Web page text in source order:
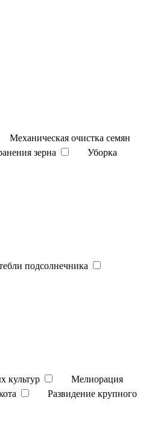
Механическая очистка семян
зерна
Уборка
подсолнечника
культур
Мелиорация
Развидение крупного